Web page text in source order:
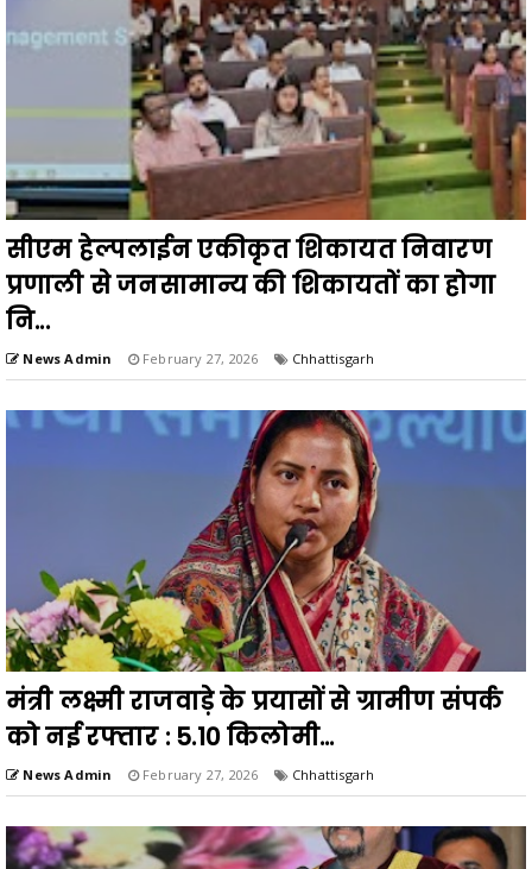
सीएम हेल्पलाईन एकीकृत शिकायत निवारण
प्रणाली से जनसामान्य की शिकायतों का होगा
नि...
News Admin February 27, 2026 Chhattisgarh
मंत्री लक्ष्मी राजवाड़े के प्रयासों से ग्रामीण संपर्क
को नई रफ्तार : 5.10 किलोमी...
News Admin February 27, 2026 Chhattisgarh